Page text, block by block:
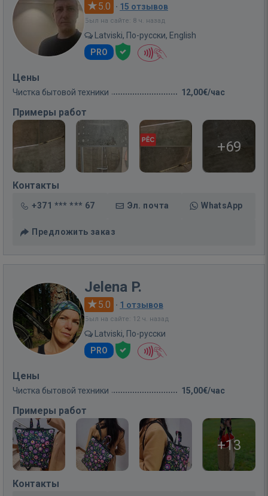
5.0 · 15 отзывов
Был на сайте: 8 ч. назад
Latviski, По-русски, English
PRO
Цены
Чистка бытовой техники 12,00€/час
Примеры работ
+69
Контакты
+371 *** *** 67 Эл. почта WhatsApp
Предложить заказ
Jelena P.
5.0 · 1 отзывов
Был на сайте: 12 ч. назад
Latviski, По-русски
PRO
Цены
Чистка бытовой техники 15,00€/час
Примеры работ
+13
Контакты